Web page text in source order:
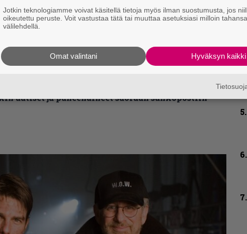
uutiskirje ja tiedät mistä kahvitauolla puhutaan!
uutiset ja puheenaiheet suoraan sähköpostiin
Jotkin teknologiamme voivat käsitellä tietoja myös ilman suostumusta, jos
oikeutettu peruste. Voit vastustaa tätä tai muuttaa asetuksiasi milloin
välilehdellä.
Hyväksyn kaikki
Omat valintani